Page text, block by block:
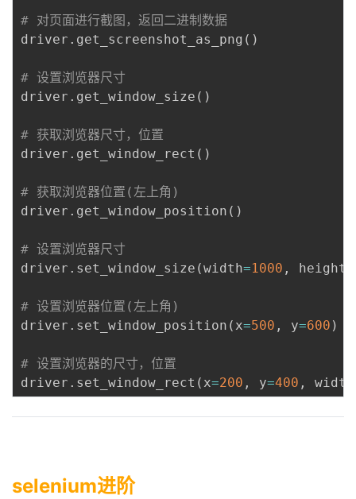
# 对页面进行截图，返回二进制数据
driver . get_screenshot_as_png ( )
# 设置浏览器尺寸
driver . get_window_size ( )
# 获取浏览器尺寸，位置
driver . get_window_rect ( )
# 获取浏览器位置(左上角)
driver . get_window_position ( )
# 设置浏览器尺寸
driver . set_window_size (width=1000 , height
# 设置浏览器位置(左上角)
driver . set_window_position ( x=500 , y=600 )
# 设置浏览器的尺寸，位置
driver . set_window_rect ( x=200 , y=400 , width
selenium进阶